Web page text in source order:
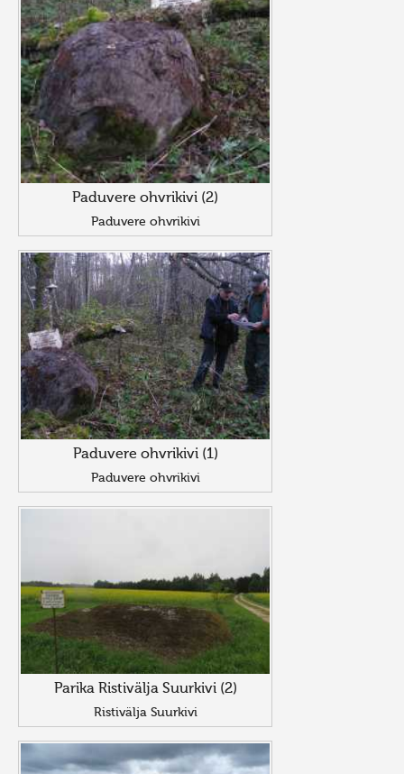
Paduvere ohvrikivi (2)
Paduvere ohvrikivi
Paduvere ohvrikivi (1)
Paduvere ohvrikivi
Parika Ristivälja Suurkivi (2)
Ristivälja Suurkivi